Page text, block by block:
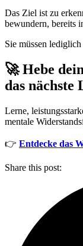
Das Ziel ist zu
bewundern, bereits
Sie müssen
🚀 Hebe
das nächste
Lerne,
mentale
👉 Entdecke das
Share this post: